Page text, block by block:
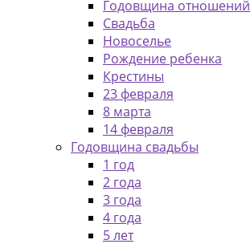
Годовщина отношений
Свадьба
Новоселье
Рождение ребенка
Крестины
23 февраля
8 марта
14 февраля
Годовщина свадьбы
1 год
2 года
3 года
4 года
5 лет